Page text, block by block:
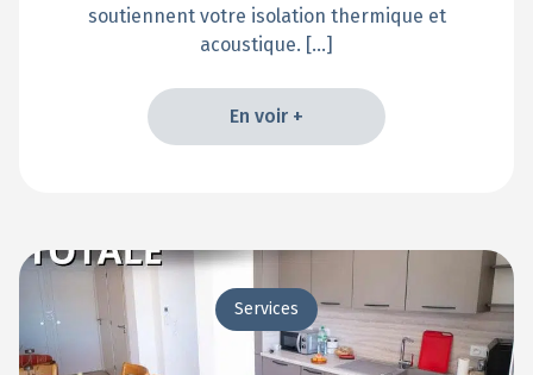
soutiennent votre isolation thermique et
acoustique. […]
En voir +
Services